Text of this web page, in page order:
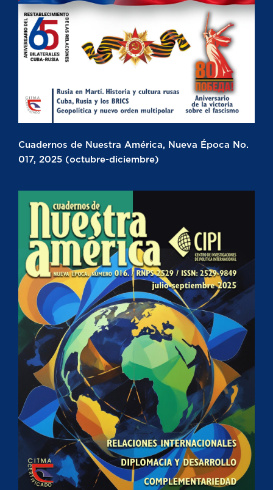
Cuadernos de Nuestra América, Nueva Época No.
017, 2025 (octubre-diciembre)